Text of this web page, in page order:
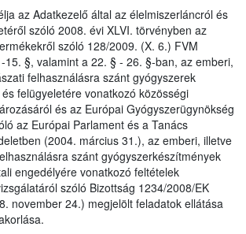
az Adatkezelő által az élelmiszerláncról és
szóló 2008. évi XLVI. törvényben az
szóló 128/2009. (X. 6.) FVM
15. §, valamint a 22. § - 26. §-ban, az emberi,
felhasználásra szánt gyógyszerek
felügyeletére vonatkozó közösségi
és az Európai Gyógyszerügynökség
az Európai Parlament és a Tanács
(2004. március 31.), az emberi, illetve
szánt gyógyszerkészítmények
engedélyére vonatkozó feltételek
szóló Bizottság 1234/2008/EK
november 24.) megjelölt feladatok ellátása